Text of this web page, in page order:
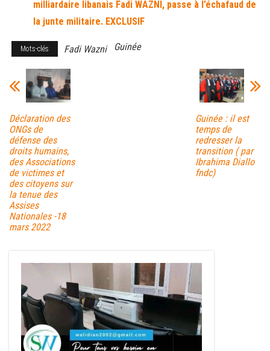
milliardaire libanais Fadi WAZNI, passe à l’échafaud de
la junte militaire. EXCLUSIF
Mots-clés Fadi Wazni Guinée
Déclaration des
ONGs de
défense des
droits humains,
des Associations
de victimes et
des citoyens sur
la tenue des
Assises
Nationales -18
mars 2022
Guinée : il est
temps de
redresser la
transition ( par
Ibrahima Diallo
fndc)